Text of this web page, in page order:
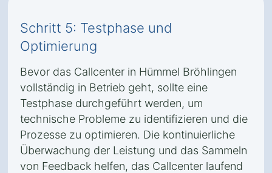
Schritt 5: Testphase und
Optimierung
Bevor das Callcenter in Hümmel Bröhlingen
vollständig in Betrieb geht, sollte eine
Testphase durchgeführt werden, um
technische Probleme zu identifizieren und die
Prozesse zu optimieren. Die kontinuierliche
Überwachung der Leistung und das Sammeln
von Feedback helfen, das Callcenter laufend